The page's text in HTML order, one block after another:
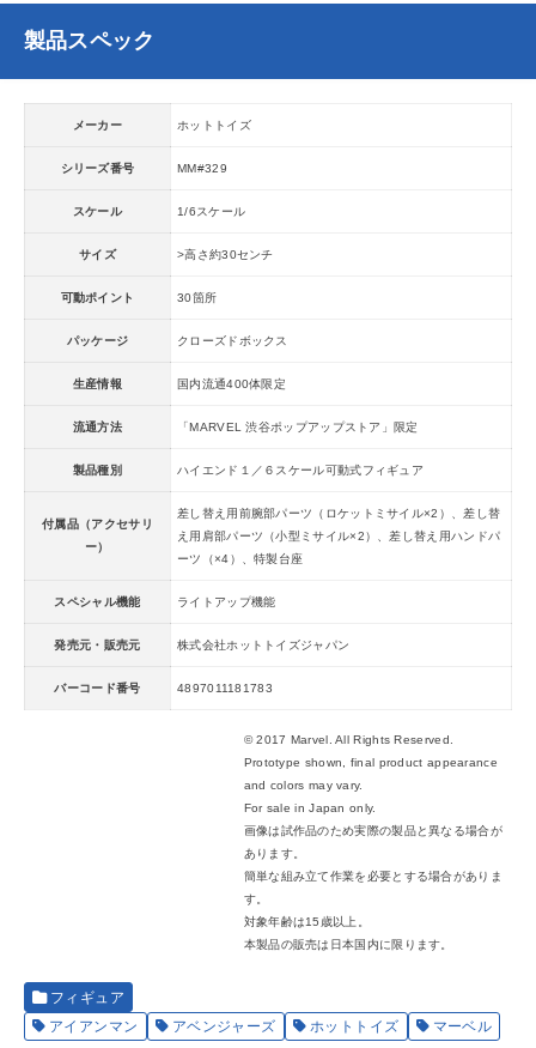
製品スペック
メーカー ホットトイズ
シリーズ番号 MM#329
スケール 1/6スケール
サイズ >高さ約30センチ
可動ポイント 30箇所
パッケージ クローズドボックス
生産情報 国内流通400体限定
流通方法 「MARVEL 渋谷ポップアップストア」限定
製品種別 ハイエンド１／６スケール可動式フィギュア
付属品（アクセサリ
ー）
差し替え用前腕部パーツ（ロケットミサイル×2）、差し替
え用肩部パーツ（小型ミサイル×2）、差し替え用ハンドパ
ーツ（×4）、特製台座
スペシャル機能 ライトアップ機能
発売元・販売元 株式会社ホットトイズジャパン
バーコード番号 4897011181783
© 2017 Marvel. All Rights Reserved.
Prototype shown, final product appearance
and colors may vary.
For sale in Japan only.
画像は試作品のため実際の製品と異なる場合が
あります。
簡単な組み立て作業を必要とする場合がありま
す。
対象年齢は15歳以上。
本製品の販売は日本国内に限ります。
フィギュア
アイアンマン
アベンジャーズ ホットトイズ マーベル